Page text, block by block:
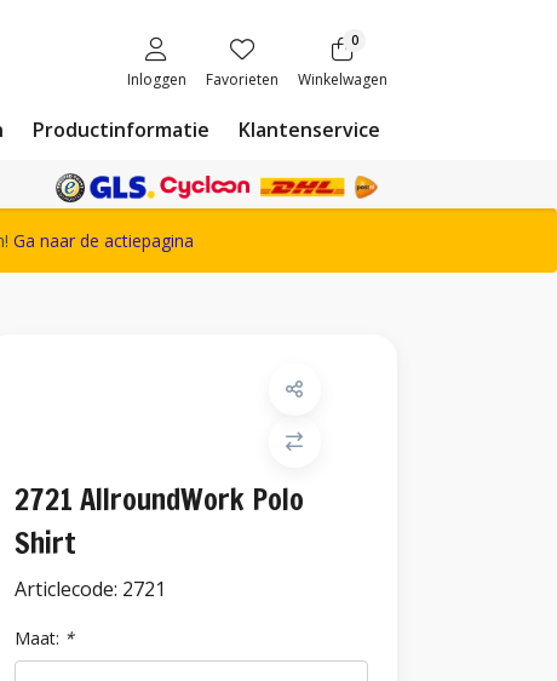
Inloggen Favorieten
0
Winkelwagen
Productinformatie Klantenservice
Snickers Workwear assortiment
Ga naar de actiepagina
2721 AllroundWork Polo
Shirt
Articlecode: 2721
Maat: *